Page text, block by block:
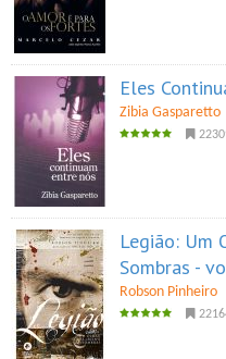
Eles
Zibia Gasparetto
Legião: Um
Sombras -
Robson Pinheiro